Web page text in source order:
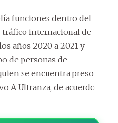
funciones dentro del
tráfico internacional de
años 2020 a 2021 y
de personas de
se encuentra preso
A Ultranza, de acuerdo